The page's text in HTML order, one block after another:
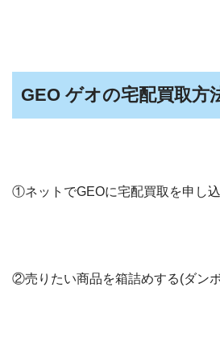
GEO ゲオの宅配買取方
①ネットでGEOに宅配買取を申し
②売りたい商品を箱詰めする(ダン